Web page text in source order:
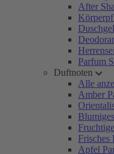
After
Parfum
Duftnoten
Alle
Amber
Frisches
Apfel